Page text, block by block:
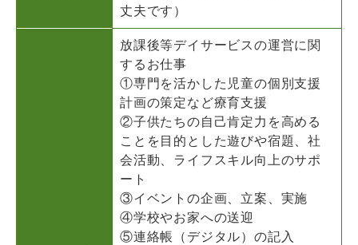
丈夫です）
放課後等デイサービスの運営に関
するお仕事
①専門を活かした児童の個別支援
計画の策定など療育支援
②子供たちの自己肯定力を高める
ことを目的とした遊びや宿題、社
会活動、ライフスキル向上のサポ
ート
③イベントの企画、立案、実施
④学校やお家への送迎
⑤連絡帳（デジタル）の記入